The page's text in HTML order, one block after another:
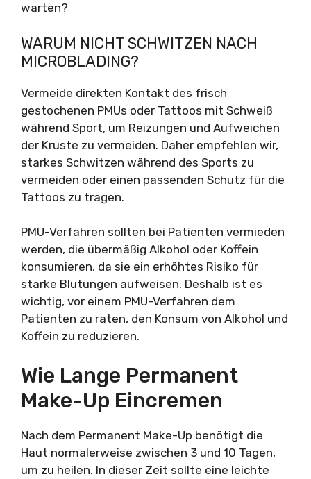
WARUM NICHT SCHWITZEN NACH
MICROBLADING?
Vermeide direkten Kontakt des frisch
gestochenen PMUs oder Tattoos mit Schweiß
während Sport, um Reizungen und Aufweichen
der Kruste zu vermeiden. Daher empfehlen wir,
starkes Schwitzen während des Sports zu
vermeiden oder einen passenden Schutz für die
Tattoos zu tragen.
PMU-Verfahren sollten bei Patienten vermieden
werden, die übermäßig Alkohol oder Koffein
konsumieren, da sie ein erhöhtes Risiko für
starke Blutungen aufweisen. Deshalb ist es
wichtig, vor einem PMU-Verfahren dem
Patienten zu raten, den Konsum von Alkohol und
Koffein zu reduzieren.
Wie Lange Permanent
Make-Up Eincremen
Nach dem Permanent Make-Up benötigt die
Haut normalerweise zwischen 3 und 10 Tagen,
um zu heilen. In dieser Zeit sollte eine leichte